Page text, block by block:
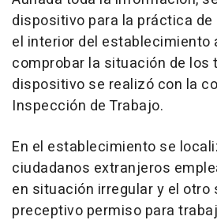
dispositivo para la práctica
el interior del establecimiento
comprobar la situación de los
dispositivo se realizó con la
Inspección de Trabajo.
En el establecimiento se
ciudadanos extranjeros
en situación irregular y el otro
preceptivo permiso para